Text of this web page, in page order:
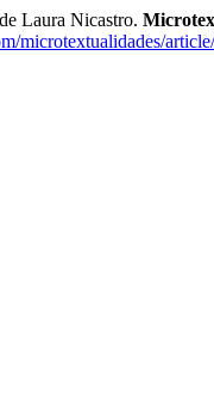
Laura Nicastro.
microtextualidades/